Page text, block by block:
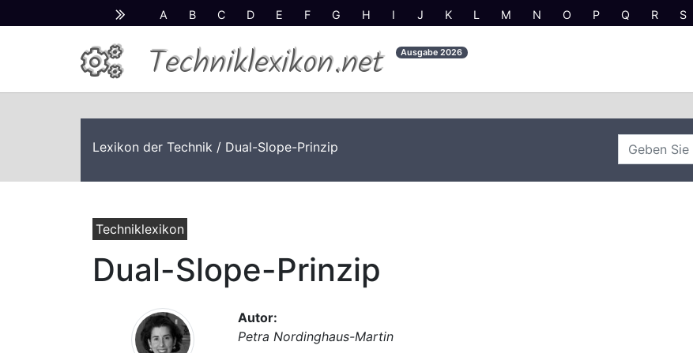
A B C D E F G H I J K L M N O P Q R S
Techniklexikon.net Ausgabe2026
Lexikon der Technik / Dual-Slope-Prinzip
Techniklexikon
Dual-Slope-Prinzip
Autor:
Petra Nordinghaus-Martin